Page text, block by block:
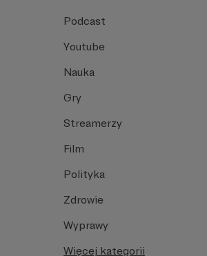
Podcast
Youtube
Nauka
Gry
Streamerzy
Film
Polityka
Zdrowie
Wyprawy
Więcej kategorii